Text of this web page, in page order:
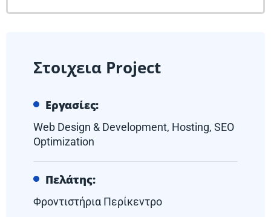
Στοιχεια Project
Εργασίες:
Web Design & Development, Hosting, SEO
Optimization
Πελάτης:
Φροντιστήρια Περίκεντρο